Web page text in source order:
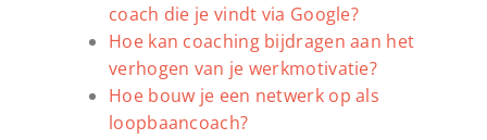
coach die je vindt via Google?
Hoe kan coaching bijdragen aan het
verhogen van je werkmotivatie?
Hoe bouw je een netwerk op als
loopbaancoach?